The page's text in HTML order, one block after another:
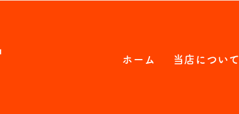
ホーム 当店について